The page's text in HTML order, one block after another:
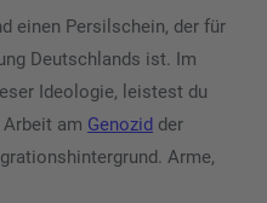
einen Persilschein, der für
Deutschlands ist. Im
Ideologie, leistest du
am Genozid der
Arme,